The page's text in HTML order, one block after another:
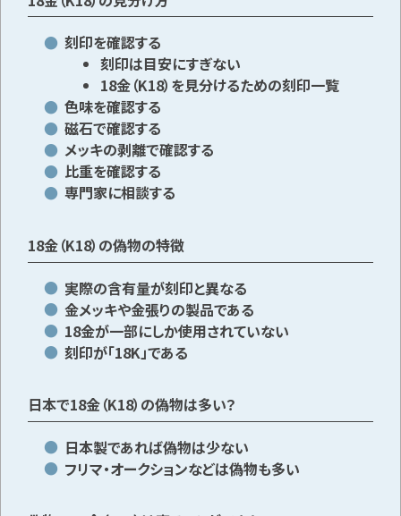
刻印を確認する
刻印は目安にすぎない
18金（K18）を見分けるための刻印一覧
色味を確認する
磁石で確認する
メッキの剥離で確認する
比重を確認する
専門家に相談する
18金（K18）の偽物の特徴
実際の含有量が刻印と異なる
金メッキや金張りの製品である
18金が一部にしか使用されていない
刻印が「18K」である
日本で18金（K18）の偽物は多い？
日本製であれば偽物は少ない
フリマ・オークションなどは偽物も多い